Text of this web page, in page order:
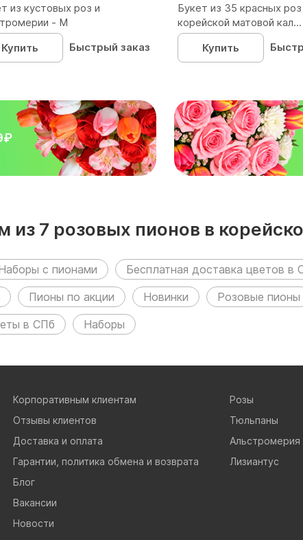
из кустовых роз и
- М
Купить
Быстрый заказ
Букет из 35 красных
корейской матовой кал...
Купить
из 7 розовых пионов в
с пионами Бесплатная доставка цветов в
Пионы по акции Новинки Розовые пионы
в СПб Наборы
Корпоративным клиентам
Отзывы клиентов
Доставка и оплата
Гарантии, политика обмена и возврата
Блог
Вакансии
Новости
Розы
Тюльпаны
Альстромерия
Лизиантус